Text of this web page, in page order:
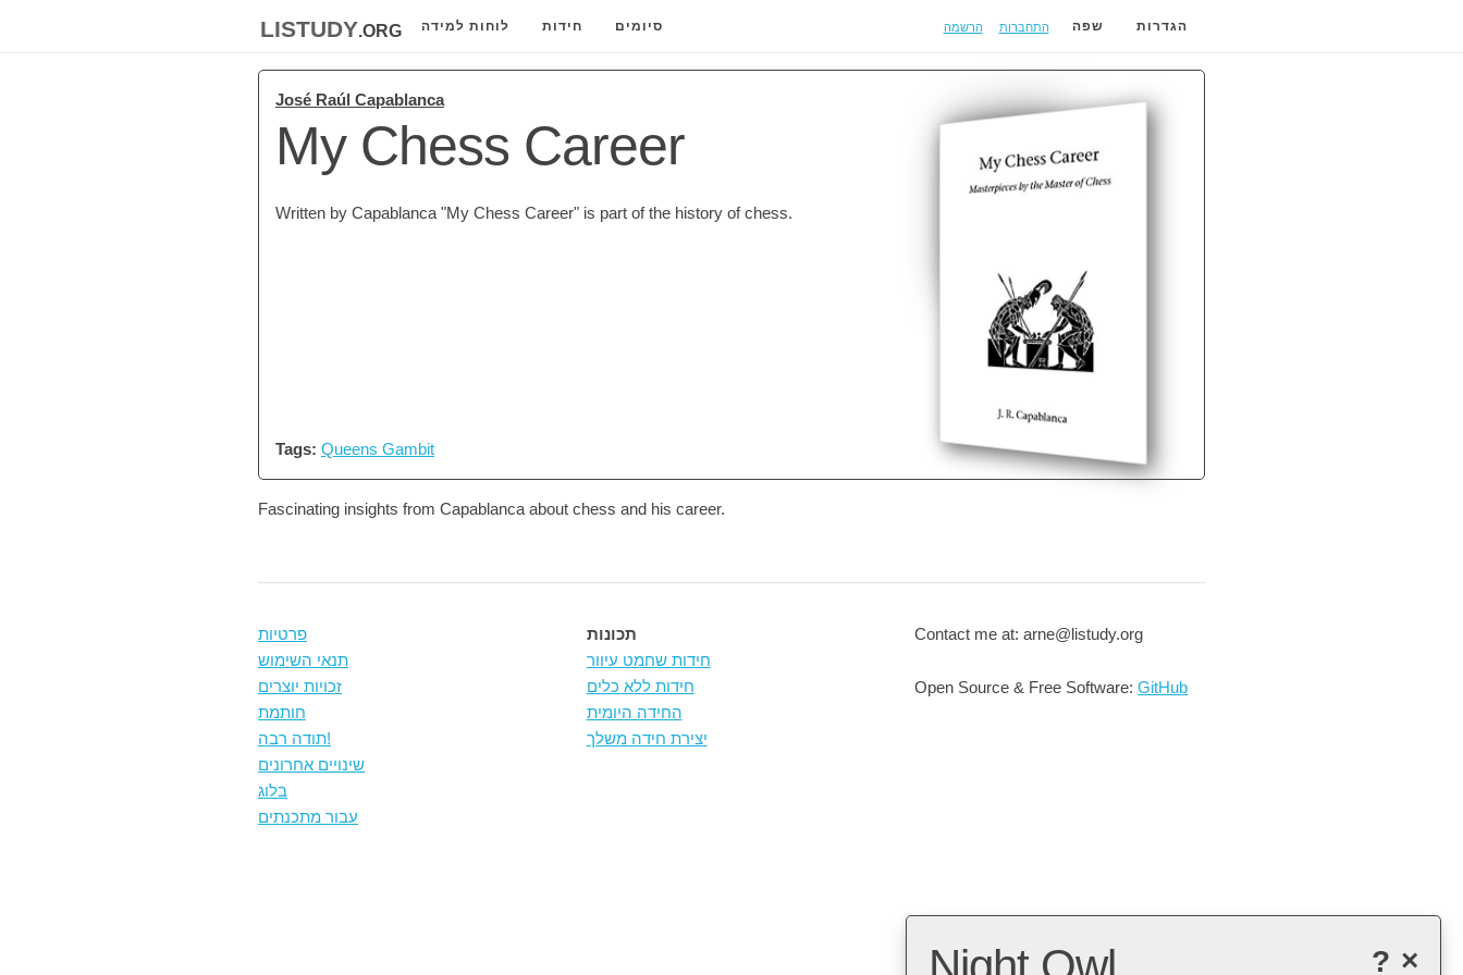
listudy.org לוחות למידה חידות סיומים הרשמה התחברות שפה הגדרות
José Raúl Capablanca
My Chess Career
Written by Capablanca "My Chess Career" is part of the history of chess.
Tags: Queens Gambit
Fascinating insights from Capablanca about chess and his career.
פרטיות
תנאי השימוש
זכויות יוצרים
חותמת
תודה רבה!
שינויים אחרונים
בלוג
עבור מתכנתים
תכונות
חידות שחמט עיוור
חידות ללא כלים
החידה היומית
יצירת חידה משלך
Contact me at: arne@listudy.org
Open Source & Free Software:GitHub
×
?